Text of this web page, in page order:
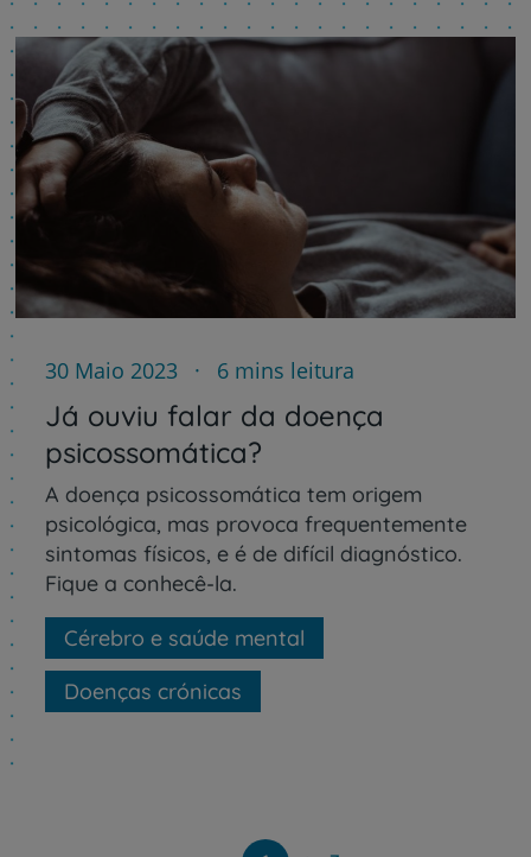
30 Maio 2023 6 mins leitura
Já ouviu falar da doença
psicossomática?
A doença psicossomática tem origem
psicológica, mas provoca frequentemente
sintomas físicos, e é de difícil diagnóstico.
Fique a conhecê-la.
Cérebro e saúde mental
Doenças crónicas